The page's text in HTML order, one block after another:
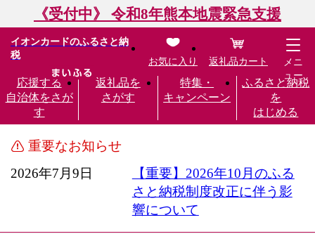
《受付中》 令和8年熊本地震緊急支援
イオンカードのふるさと納
税
応援する
自治体をさが
す
返礼品を
さがす
特集・
キャンペーン
ふるさと納税
を
はじめる
お気に入り 返礼品カート
メニ
ュー
重要なお知らせ
2026年7月9日
【重要】2026年10月のふる
さと納税制度改正に伴う影
響について